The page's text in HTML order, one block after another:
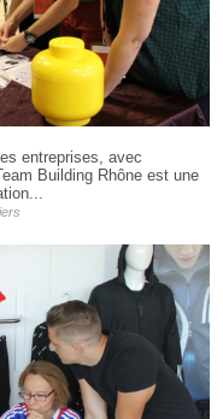
entreprises, avec
Building Rhône est une